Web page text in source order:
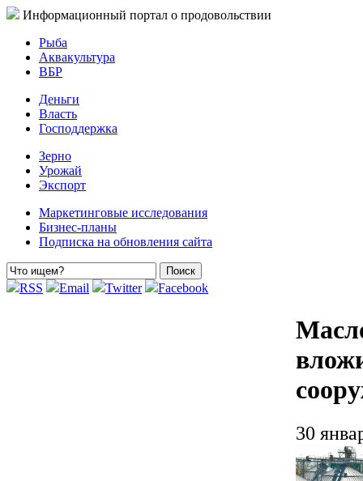
Информационный портал о продовольствии
Рыба
Аквакультура
ВБР
Деньги
Власть
Господдержка
Зерно
Урожай
Экспорт
Маркетинговые исследования
Бизнес-планы
Подписка на обновления сайта
RSS Email Twitter Facebook
30